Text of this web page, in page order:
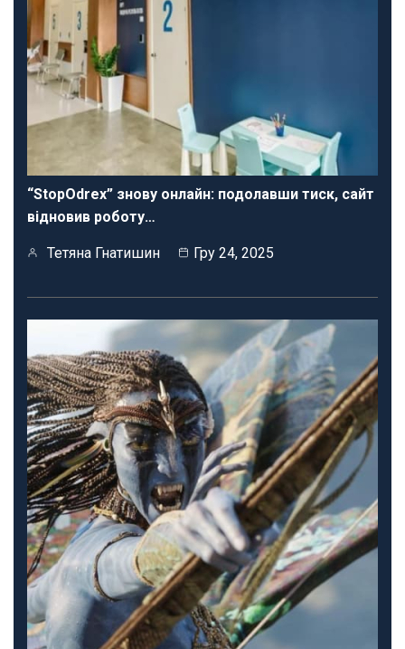
“StopOdrex” знову онлайн: подолавши тиск, сайт
відновив роботу…
Тетяна Гнатишин Гру 24, 2025